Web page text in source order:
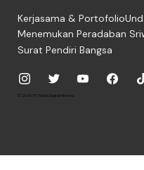
Kerjasama & Portofolio
Menemukan Peradaban
Surat Pendiri Bangsa
© 2026, PT. Media Digital Historia.